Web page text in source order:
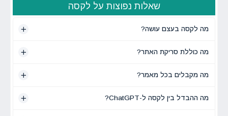
שאלות נפוצות על לקסה
מה לקסה בעצם עושה?
מה כוללת סריקת האתר?
מה מקבלים בכל מאמר?
מה ההבדל בין לקסה ל-ChatGPT?